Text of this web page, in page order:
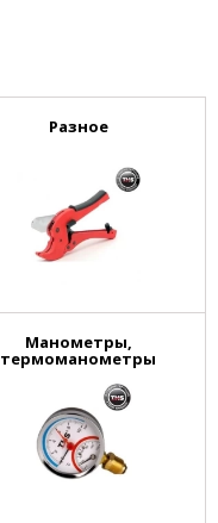
Разное
Манометры,
термоманометры